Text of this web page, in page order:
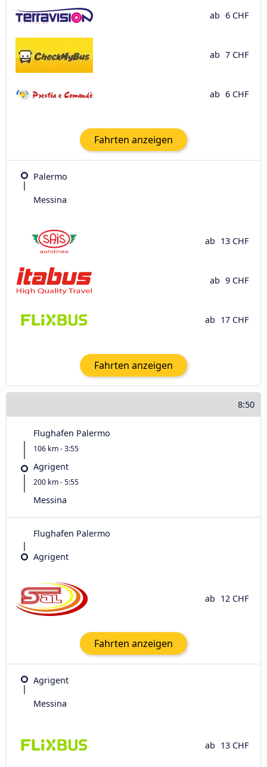
ab 6 CHF
ab 7 CHF
ab 6 CHF
Fahrten anzeigen
Palermo
Messina
ab 13 CHF
ab 9 CHF
ab 17 CHF
Fahrten anzeigen
8:50
Flughafen Palermo
106 km - 3:55
Agrigent
200 km - 5:55
Messina
Flughafen Palermo
Agrigent
ab 12 CHF
Fahrten anzeigen
Agrigent
Messina
ab 13 CHF